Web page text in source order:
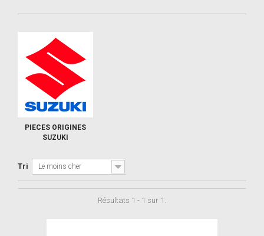
PIECES ORIGINES
SUZUKI
Tri Le moins cher
Résultats 1 - 1 sur 1.